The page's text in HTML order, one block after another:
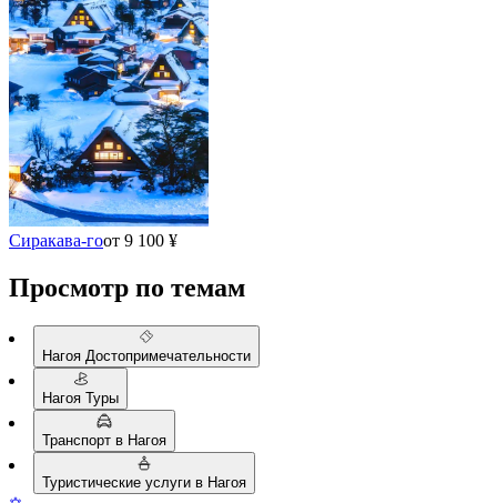
Сиракава-гоот 9 100 ¥
Просмотр по темам
Нагоя Достопримечательности
Нагоя Туры
Транспорт в Нагоя
Туристические услуги в Нагоя